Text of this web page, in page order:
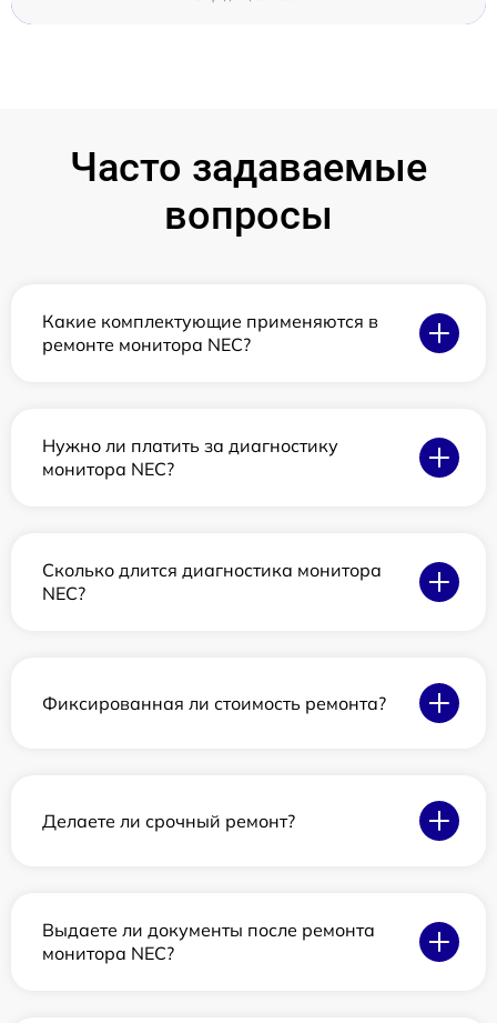
Часто задаваемые
вопросы
Какие комплектующие применяются в
ремонте монитора NEC?
Нужно ли платить за диагностику
монитора NEC?
Сколько длится диагностика монитора
NEC?
Фиксированная ли стоимость ремонта?
Делаете ли срочный ремонт?
Выдаете ли документы после ремонта
монитора NEC?